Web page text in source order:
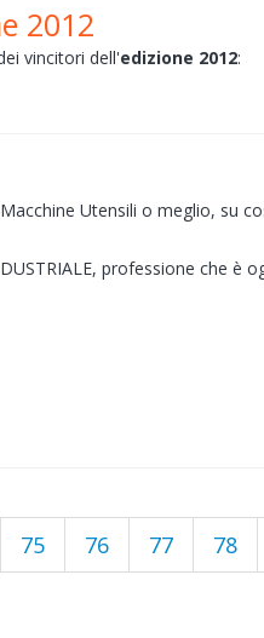
2012
vincitori dell'edizione 2012:
Utensili o meglio, su
professione che è
75 76 77 78